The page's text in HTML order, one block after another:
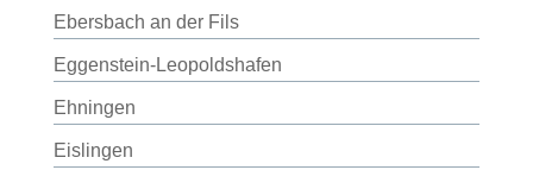
Ebersbach an der Fils
Eggenstein-Leopoldshafen
Ehningen
Eislingen